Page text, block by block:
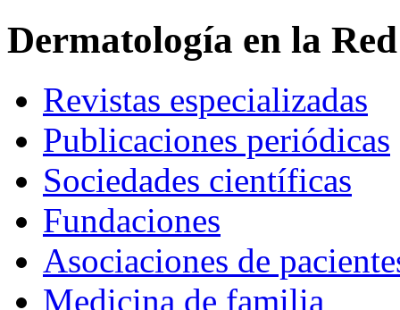
Dermatología en la Red
Revistas especializadas
Publicaciones periódicas
Sociedades científicas
Fundaciones
Asociaciones de
Medicina de familia